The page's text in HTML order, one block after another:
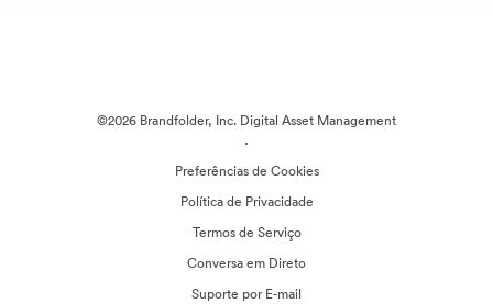
©2026 Brandfolder, Inc. Digital Asset Management
·
Preferências de Cookies
Política de Privacidade
Termos de Serviço
Conversa em Direto
Suporte por E-mail